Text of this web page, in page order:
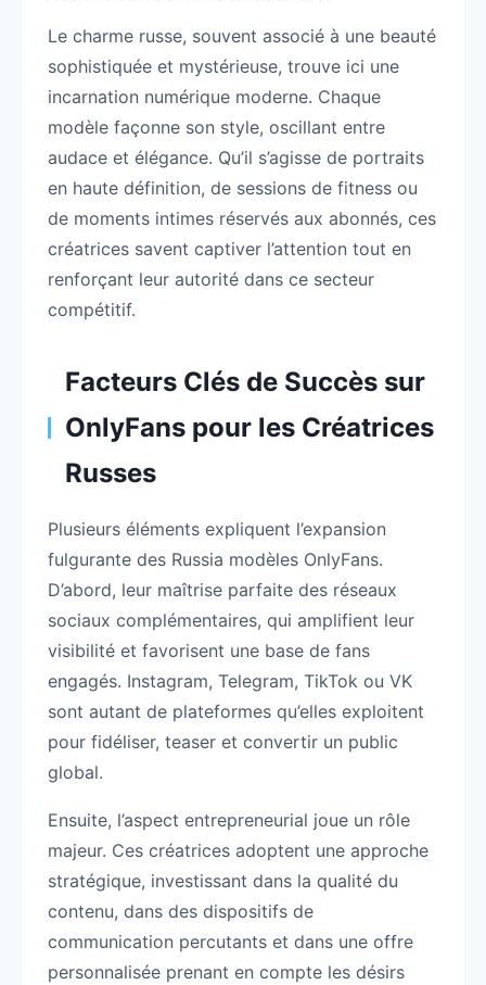
Le charme russe, souvent associé à une beauté
sophistiquée et mystérieuse, trouve ici une
incarnation numérique moderne. Chaque
modèle façonne son style, oscillant entre
audace et élégance. Qu’il s’agisse de portraits
en haute définition, de sessions de fitness ou
de moments intimes réservés aux abonnés, ces
créatrices savent captiver l’attention tout en
renforçant leur autorité dans ce secteur
compétitif.
Facteurs Clés de Succès sur
OnlyFans pour les Créatrices
Russes
Plusieurs éléments expliquent l’expansion
fulgurante des Russia modèles OnlyFans.
D’abord, leur maîtrise parfaite des réseaux
sociaux complémentaires, qui amplifient leur
visibilité et favorisent une base de fans
engagés. Instagram, Telegram, TikTok ou VK
sont autant de plateformes qu’elles exploitent
pour fidéliser, teaser et convertir un public
global.
Ensuite, l’aspect entrepreneurial joue un rôle
majeur. Ces créatrices adoptent une approche
stratégique, investissant dans la qualité du
contenu, dans des dispositifs de
communication percutants et dans une offre
personnalisée prenant en compte les désirs